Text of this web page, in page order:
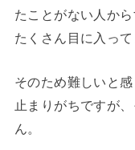
たことがない人か
たくさん目に入って
そのため難しいと
止まりがちですが
ん。